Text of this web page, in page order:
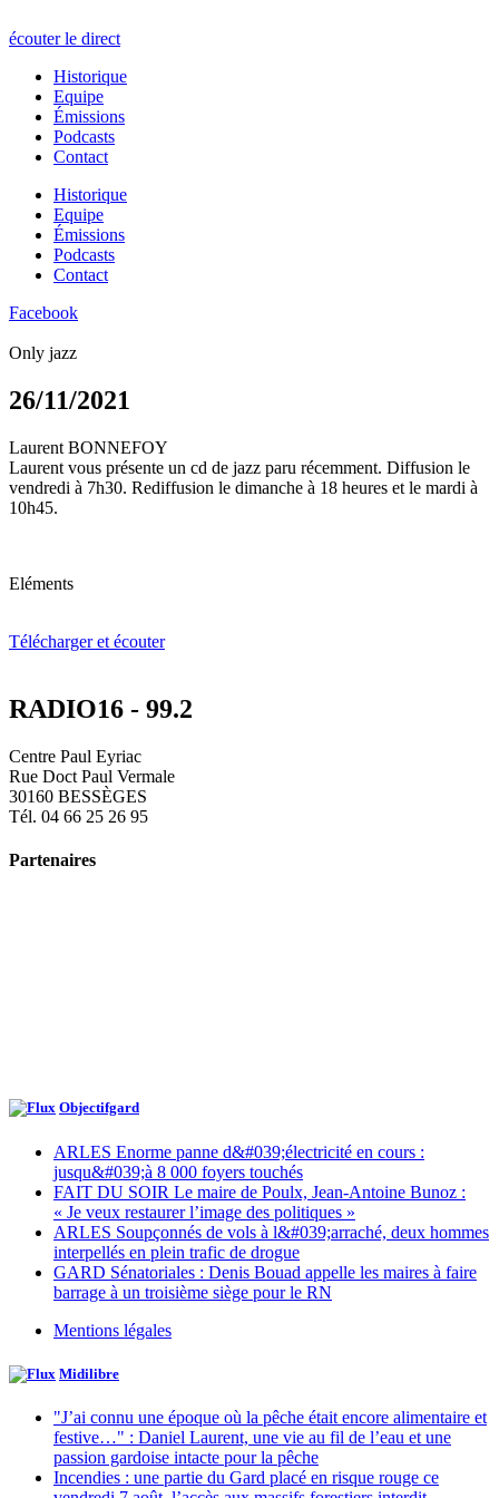
écouter le direct
Historique
Equipe
Émissions
Podcasts
Contact
Historique
Equipe
Émissions
Podcasts
Contact
Facebook
Only jazz
26/11/2021
Laurent BONNEFOY
Laurent vous présente un cd de jazz paru récemment. Diffusion le
vendredi à 7h30. Rediffusion le dimanche à 18 heures et le mardi à
10h45.
Eléments
Télécharger et écouter
RADIO16 - 99.2
Centre Paul Eyriac
Rue Doct Paul Vermale
30160 BESSÈGES
Tél. 04 66 25 26 95
Partenaires
Objectifgard
ARLES Enorme panne d&#039;électricité en cours :
jusqu&#039;à 8 000 foyers touchés
FAIT DU SOIR Le maire de Poulx, Jean-Antoine Bunoz :
« Je veux restaurer l’image des politiques »
ARLES Soupçonnés de vols à l&#039;arraché, deux hommes
interpellés en plein trafic de drogue
GARD Sénatoriales : Denis Bouad appelle les maires à faire
barrage à un troisième siège pour le RN
Mentions légales
Midilibre
"J’ai connu une époque où la pêche était encore alimentaire et
festive…" : Daniel Laurent, une vie au fil de l’eau et une
passion gardoise intacte pour la pêche
Incendies : une partie du Gard placé en risque rouge ce